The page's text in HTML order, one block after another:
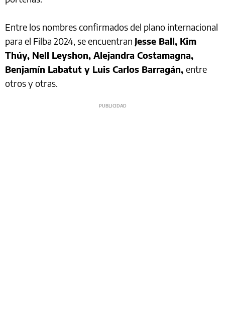
Entre los nombres confirmados del plano internacional
para el Filba 2024, se encuentran Jesse Ball, Kim
Thúy, Nell Leyshon, Alejandra Costamagna,
Benjamín Labatut y Luis Carlos Barragán, entre
otros y otras.